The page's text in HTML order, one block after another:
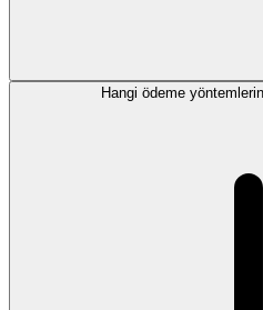
Hangi ödeme